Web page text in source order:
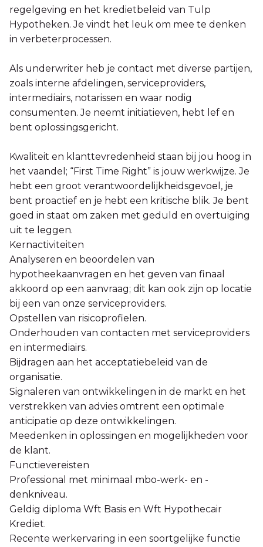
regelgeving en het kredietbeleid van Tulp
Hypotheken. Je vindt het leuk om mee te denken
in verbeterprocessen.
Als underwriter heb je contact met diverse partijen,
zoals interne afdelingen, serviceproviders,
intermediairs, notarissen en waar nodig
consumenten. Je neemt initiatieven, hebt lef en
bent oplossingsgericht.
Kwaliteit en klanttevredenheid staan bij jou hoog in
het vaandel; “First Time Right” is jouw werkwijze. Je
hebt een groot verantwoordelijkheidsgevoel, je
bent proactief en je hebt een kritische blik. Je bent
goed in staat om zaken met geduld en overtuiging
uit te leggen.
Kernactiviteiten
Analyseren en beoordelen van
hypotheekaanvragen en het geven van finaal
akkoord op een aanvraag; dit kan ook zijn op locatie
bij een van onze serviceproviders.
Opstellen van risicoprofielen.
Onderhouden van contacten met serviceproviders
en intermediairs.
Bijdragen aan het acceptatiebeleid van de
organisatie.
Signaleren van ontwikkelingen in de markt en het
verstrekken van advies omtrent een optimale
anticipatie op deze ontwikkelingen.
Meedenken in oplossingen en mogelijkheden voor
de klant.
Functievereisten
Professional met minimaal mbo-werk- en -
denkniveau.
Geldig diploma Wft Basis en Wft Hypothecair
Krediet.
Recente werkervaring in een soortgelijke functie